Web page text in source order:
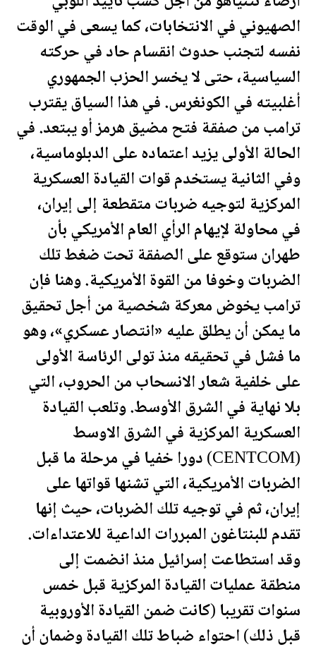
الصهيوني في الانتخابات، كما يسعى في الوقت
نفسه لتجنب حدوث انقسام حاد في حركته
السياسية، حتى لا يخسر الحزب الجمهوري
أغلبيته في الكونغرس. في هذا السياق يقترب
ترامبمن صفقة فتح مضيق هرمز أو يبتعد. في
الحالة الأولى يزيد اعتماده على الدبلوماسية،
وفي الثانية يستخدم قوات القيادة العسكرية
المركزية لتوجيه ضربات متقطعة إلى إيران،
في محاولة لإيهام الرأي العام الأمريكي بأن
طهران ستوقع على الصفقة تحت ضغط تلك
الضربات وخوفا من القوة الأمريكية. وهنا فإن
ترامبيخوض معركة شخصية من أجل تحقيق
ما يمكن أن يطلق عليه «انتصار عسكري»، وهو
ما فشل في تحقيقه منذ تولى الرئاسة الأولى
على خلفية شعار الانسحابمن الحروب، التي
بلا نهاية في الشرق الأوسط. وتلعب القيادة
العسكرية المركزية في الشرق الاوسط
(CENTCOM) دورا خفيا في مرحلة ما قبل
الضربات الأمريكية، التي تشنها قواتها على
إيران، ثم في توجيه تلك الضربات، حيث إنها
تقدم للبنتاغون المبررات الداعية للاعتداءات.
وقد استطاعت إسرائيل منذ انضمت إلى
منطقة عمليات القيادة المركزية قبل خمس
سنوات تقريبا (كانت ضمن القيادة الأوروبية
قبل ذلك) احتواء ضباط تلك القيادة وضمان أن